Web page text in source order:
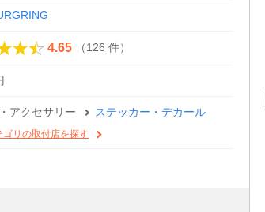
4.65 （126 件）
アクセサリー ステッカー・デカール
ゴリの取付店を探す